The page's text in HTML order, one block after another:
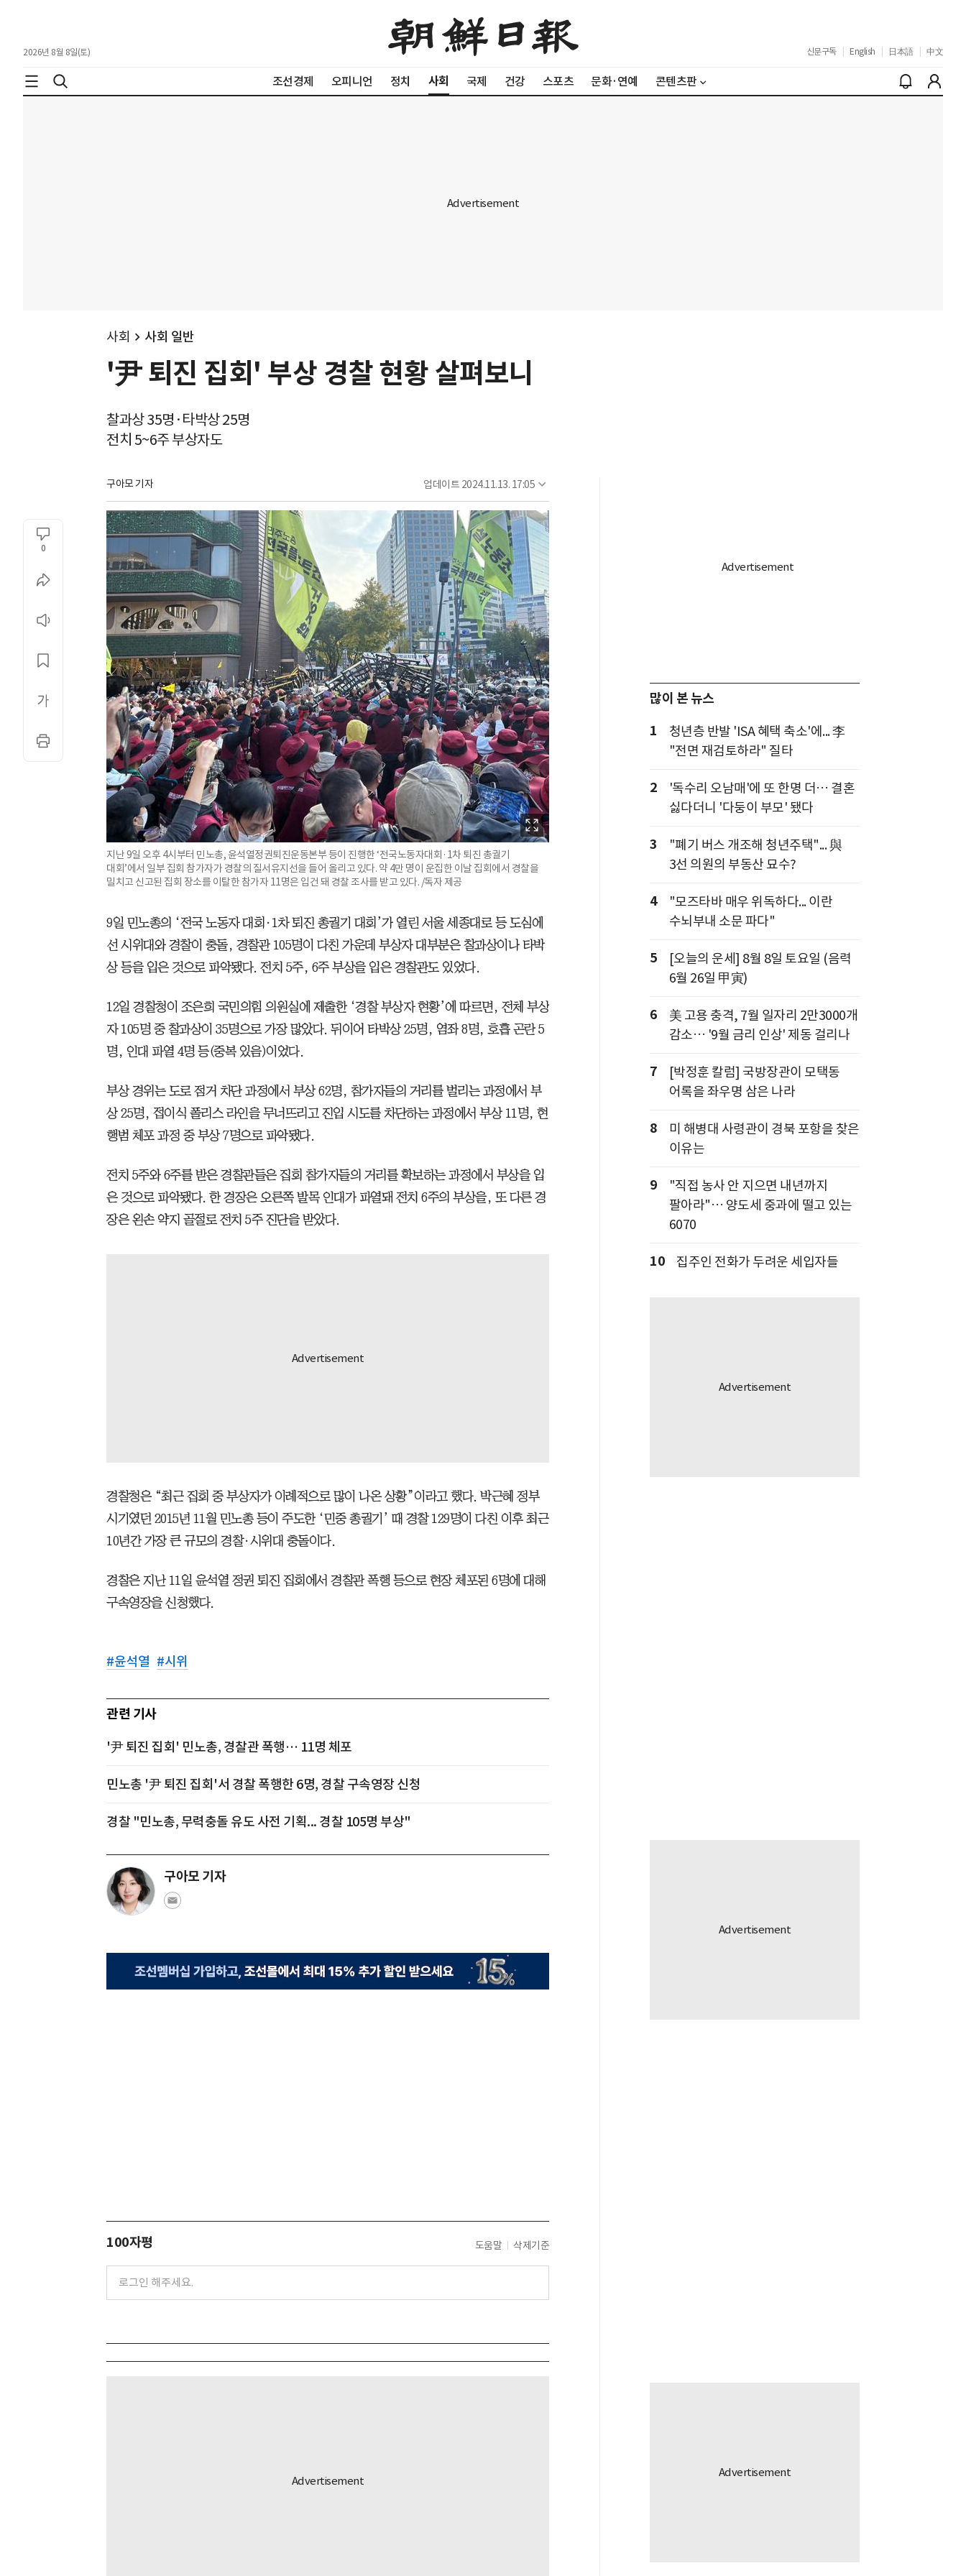
2026년 8월 8일(토) 신문구독 English 日本語 中文
조선경제 오피니언 정치 사회 국제 건강 스포츠 문화·연예 콘텐츠판
사회 사회 일반
'尹 퇴진 집회' 부상 경찰 현황 살펴보니
찰과상 35명·타박상 25명
전치 5~6주 부상자도
구아모 기자 업데이트 2024.11.13. 17:05
0
지난 9일 오후 4시부터 민노총, 윤석열정권퇴진운동본부 등이 진행한 ‘전국노동자대회·1차 퇴진 총궐기
대회’에서 일부 집회 참가자가 경찰의 질서유지선을 들어 올리고 있다. 약 4만 명이 운집한 이날 집회에서 경찰을
밀치고 신고된 집회 장소를 이탈한 참가자 11명은 입건 돼 경찰 조사를 받고 있다. /독자 제공
9일 민노총의 ‘전국 노동자 대회·1차 퇴진 총궐기 대회’가 열린 서울 세종대로 등 도심에
선 시위대와 경찰이 충돌, 경찰관 105명이 다친 가운데 부상자 대부분은 찰과상이나 타박
상 등을 입은 것으로 파악됐다. 전치 5주, 6주 부상을 입은 경찰관도 있었다.
12일 경찰청이 조은희 국민의힘 의원실에 제출한 ‘경찰 부상자 현황’에 따르면, 전체 부상
자 105명 중 찰과상이 35명으로 가장 많았다. 뒤이어 타박상 25명, 염좌 8명, 호흡 곤란 5
명, 인대 파열 4명 등(중복 있음)이었다.
부상 경위는 도로 점거 차단 과정에서 부상 62명, 참가자들의 거리를 벌리는 과정에서 부
상 25명, 접이식 폴리스 라인을 무너뜨리고 진입 시도를 차단하는 과정에서 부상 11명, 현
행범 체포 과정 중 부상 7명으로 파악됐다.
전치 5주와 6주를 받은 경찰관들은 집회 참가자들의 거리를 확보하는 과정에서 부상을 입
은 것으로 파악됐다. 한 경장은 오른쪽 발목 인대가 파열돼 전치 6주의 부상을, 또 다른 경
장은 왼손 약지 골절로 전치 5주 진단을 받았다.
경찰청은 “최근 집회 중 부상자가 이례적으로 많이 나온 상황”이라고 했다. 박근혜 정부
시기였던 2015년 11월 민노총 등이 주도한 ‘민중 총궐기’ 때 경찰 129명이 다친 이후 최근
10년간 가장 큰 규모의 경찰·시위대 충돌이다.
경찰은 지난 11일 윤석열 정권 퇴진 집회에서 경찰관 폭행 등으로 현장 체포된 6명에 대해
구속영장을 신청했다.
#윤석열 #시위
관련 기사
'尹 퇴진 집회' 민노총, 경찰관 폭행… 11명 체포
민노총 '尹 퇴진 집회'서 경찰 폭행한 6명, 경찰 구속영장 신청
경찰 "민노총, 무력충돌 유도 사전 기획... 경찰 105명 부상"
구아모 기자
100자평 도움말 삭제기준
많이 본 뉴스
1
청년층 반발 'ISA 혜택 축소'에... 李
"전면 재검토하라" 질타
2
'독수리 오남매'에 또 한명 더… 결혼
싫다더니 '다둥이 부모' 됐다
3
"폐기 버스 개조해 청년주택"... 與
3선 의원의 부동산 묘수?
4
"모즈타바 매우 위독하다... 이란
수뇌부내 소문 파다"
5
[오늘의 운세] 8월 8일 토요일 (음력
6월 26일 甲寅)
6
美 고용 충격, 7월 일자리 2만3000개
감소… '9월 금리 인상' 제동 걸리나
7
[박정훈 칼럼] 국방장관이 모택동
어록을 좌우명 삼은 나라
8
미 해병대 사령관이 경북 포항을 찾은
이유는
9
"직접 농사 안 지으면 내년까지
팔아라"… 양도세 중과에 떨고 있는
6070
10 집주인 전화가 두려운 세입자들